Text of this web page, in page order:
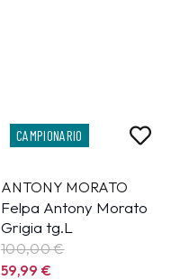
CAMPIONARIO
ANTONY MORATO
Felpa Antony Morato
Grigia tg.L
100,00 €
59,99€